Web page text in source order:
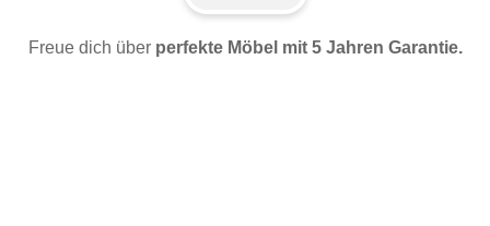
Freue dich über perfekte Möbel mit 5 Jahren Garantie.